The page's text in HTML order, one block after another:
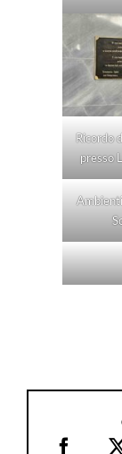
Ricordo
presso